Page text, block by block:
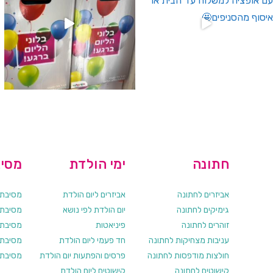
מסיבת
מסיבת
מסיבת
מסיבת
מסיבת
ימי הולדת
אביזרים ליום הולדת
יום הולדת לפי נושא
פיניאטות
חד פעמי ליום הולדת
פרסים והפתעות יום הולדת
חתונה
אביזרים לחתונה
גימיקים לחתונה
זוהרים לחתונה
עניבות מצחיקות לחתונה
חולצות מודפסות לחתונה